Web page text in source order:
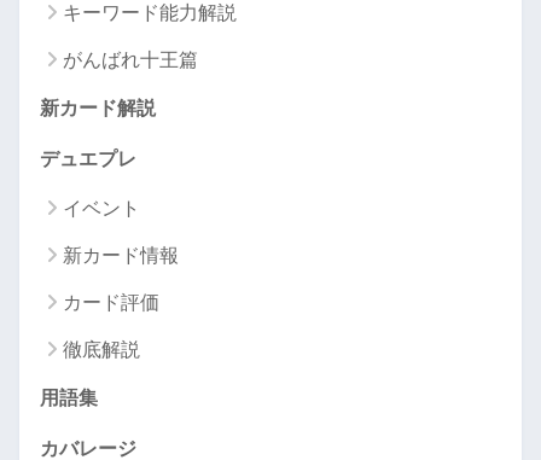
キーワード能力解説
がんばれ十王篇
新カード解説
デュエプレ
イベント
新カード情報
カード評価
徹底解説
用語集
カバレージ